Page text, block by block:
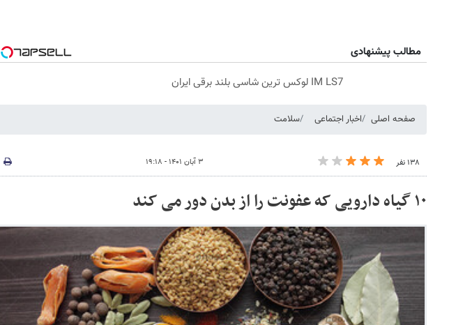
مطالب پیشنهادی
IM LS7 لوکس ترین شاسی بلند برقی ایران
صفحه اصلی اخبار اجتماعی سلامت
۱۳۸ نفر ۳ آبان ۱۴۰۱ - ۱۹:۱۸
۱۰ گیاه دارویی که عفونت را از بدن دور می کند